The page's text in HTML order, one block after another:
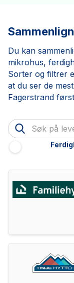
Du kan
mikrohus,
Sorter og filtrer
at du ser de
Fagerstrand